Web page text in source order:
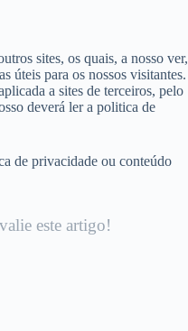
sites, os quais, a nosso ver,
úteis para os nossos visitantes.
a sites de terceiros, pelo
deverá ler a politica de
de privacidade ou conteúdo
este artigo!